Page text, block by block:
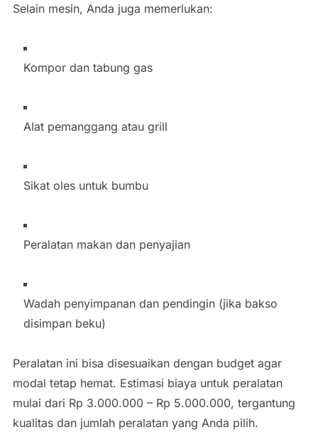
Selain mesin, Anda juga memerlukan:
Kompor dan tabung gas
Alat pemanggang atau grill
Sikat oles untuk bumbu
Peralatan makan dan penyajian
Wadah penyimpanan dan pendingin (jika bakso
disimpan beku)
Peralatan ini bisa disesuaikan dengan budget agar
modal tetap hemat. Estimasi biaya untuk peralatan
mulai dari Rp 3.000.000 – Rp 5.000.000, tergantung
kualitas dan jumlah peralatan yang Anda pilih.